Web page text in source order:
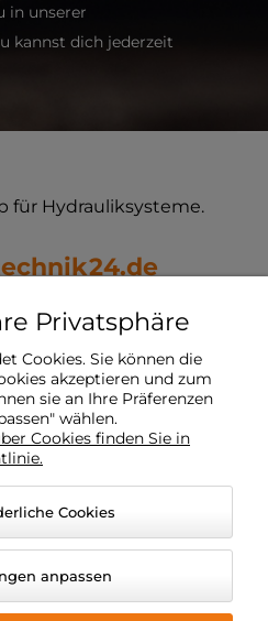
in unserer
kannst dich jederzeit
für Hydrauliksysteme.
Privatsphäre
Cookies. Sie können die
akzeptieren und zum
sie an Ihre Präferenzen
wählen.
Cookies finden Sie in
Cookies
anpassen